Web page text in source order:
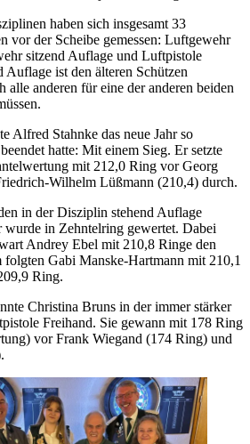
haben sich insgesamt 33
vor der Scheibe gemessen: Luftgewehr
sitzend Auflage und Luftpistole
Auflage ist den älteren Schützen
alle anderen für eine der anderen beiden
Alfred Stahnke das neue Jahr so
hatte: Mit einem Sieg. Er setzte
mit 212,0 Ring vor Georg
Wilhelm Lüßmann (210,4) durch.
in der Disziplin stehend Auflage
wurde in Zehntelring gewertet. Dabei
Andrey Ebel mit 210,8 Ringe den
folgten Gabi Manske-Hartmann mit 210,1
Ring.
Christina Bruns in der immer stärker
Freihand. Sie gewann mit 178 Ring
vor Frank Wiegand (174 Ring) und